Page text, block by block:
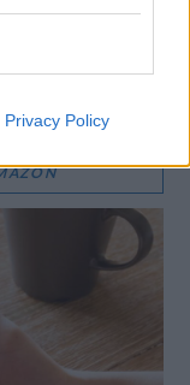
Privacy Policy
Altro